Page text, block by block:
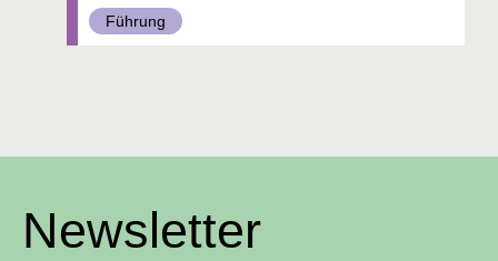
Kategorie:
Führung
Newsletter